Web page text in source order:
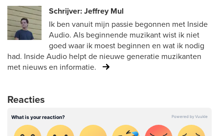
Schrijver: Jeffrey Mul
Ik ben vanuit mijn passie begonnen met Inside
Audio. Als beginnende muzikant wist ik niet
goed waar ik moest beginnen en wat ik nodig
had. Inside Audio helpt de nieuwe generatie muzikanten
met nieuws en informatie.
Reacties